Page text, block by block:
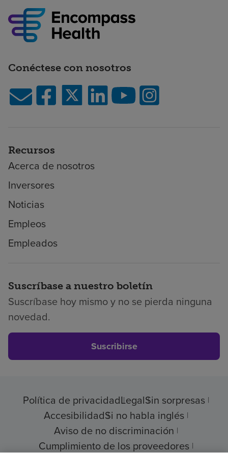
Conéctese con nosotros
Recursos
Acerca de nosotros
Inversores
Noticias
Empleos
Empleados
Suscríbase a nuestro boletín
Suscríbase hoy mismo y no se pierda ninguna
novedad.
Suscribirse
Política de privacidadLegalSin sorpresas
AccesibilidadSi no habla inglés
Aviso de no discriminación
Cumplimiento de los proveedores